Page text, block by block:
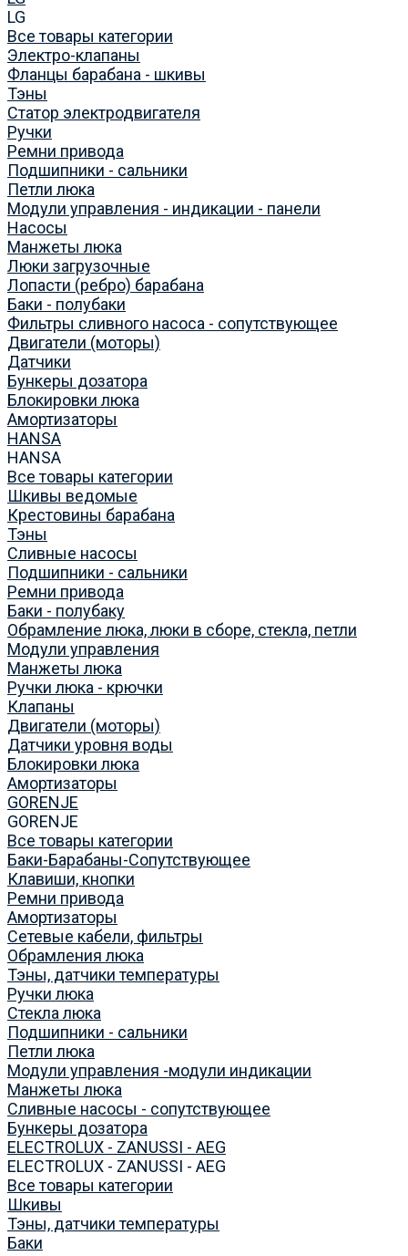
LG
Все товары категории
Электро-клапаны
Фланцы барабана - шкивы
Тэны
Статор электродвигателя
Ручки
Ремни привода
Подшипники - сальники
Петли люка
Модули управления - индикации - панели
Насосы
Манжеты люка
Люки загрузочные
Лопасти (ребро) барабана
Баки - полубаки
Фильтры сливного насоса - сопутствующее
Двигатели (моторы)
Датчики
Бункеры дозатора
Блокировки люка
Амортизаторы
HANSA
HANSA
Все товары категории
Шкивы ведомые
Крестовины барабана
Тэны
Сливные насосы
Подшипники - сальники
Ремни привода
Баки - полубаку
Обрамление люка, люки в сборе, стекла, петли
Модули управления
Манжеты люка
Ручки люка - крючки
Клапаны
Двигатели (моторы)
Датчики уровня воды
Блокировки люка
Амортизаторы
GORENJE
GORENJE
Все товары категории
Баки-Барабаны-Сопутствующее
Клавиши, кнопки
Ремни привода
Амортизаторы
Сетевые кабели, фильтры
Обрамления люка
Тэны, датчики температуры
Ручки люка
Стекла люка
Подшипники - сальники
Петли люка
Модули управления -модули индикации
Манжеты люка
Сливные насосы - сопутствующее
Бункеры дозатора
ELECTROLUX - ZANUSSI - AEG
ELECTROLUX - ZANUSSI - AEG
Все товары категории
Шкивы
Тэны, датчики температуры
Баки